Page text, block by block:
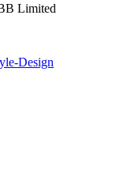
Limited
Design